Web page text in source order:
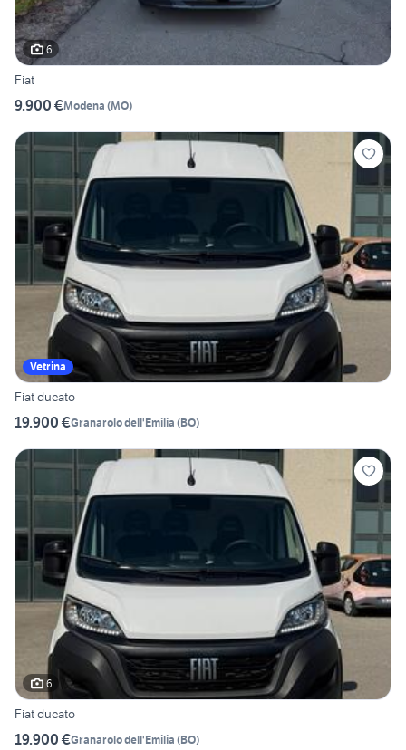
6
Fiat
9.900 €Modena (MO)
Vetrina
Fiat ducato
19.900 €Granarolo dell'Emilia (BO)
6
Fiat ducato
19.900 €Granarolo dell'Emilia (BO)